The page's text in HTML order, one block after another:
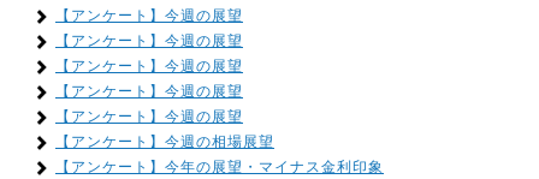
【アンケート】今週の展望
【アンケート】今週の展望
【アンケート】今週の展望
【アンケート】今週の展望
【アンケート】今週の展望
【アンケート】今週の相場展望
【アンケート】今年の展望・マイナス金利印象